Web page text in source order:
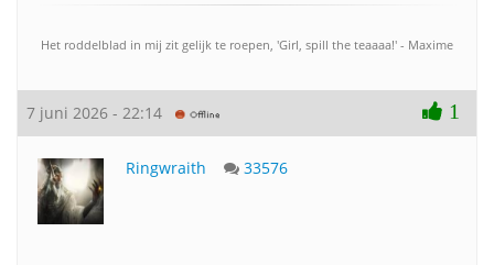
Het roddelblad in mij zit gelijk te roepen, 'Girl, spill the teaaaa!' - Maxime
7 juni 2026 - 22:14 1
Ringwraith 33576